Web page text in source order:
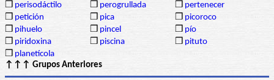
❒ perisodáctilo ❒ perogrullada ❒ pertenecer
❒ petición ❒ pica ❒ picoroco
❒ pihuelo ❒ pincel ❒ pío
❒ piridoxina ❒ piscina ❒ pituto
❒ planetícola
↑↑↑ Grupos Anteriores